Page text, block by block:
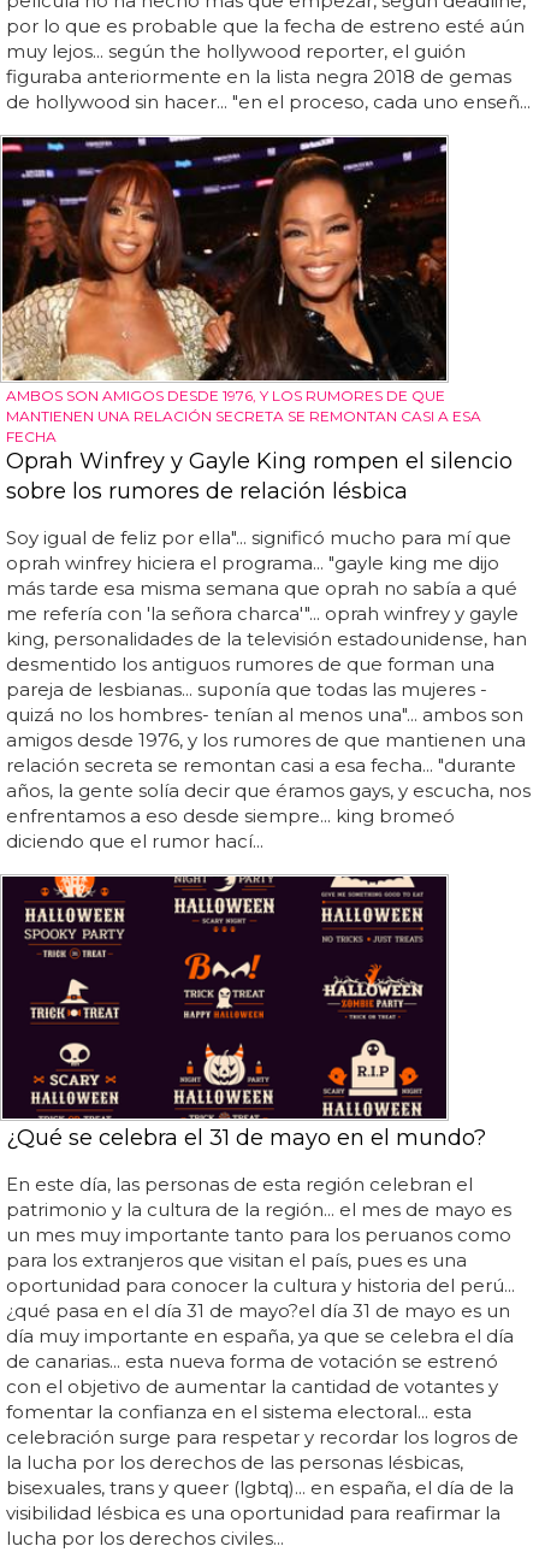
por lo que es probable que la fecha de estreno esté aún
muy lejos... según the hollywood reporter, el guión
figuraba anteriormente en la lista negra 2018 de gemas
de hollywood sin hacer... "en el proceso, cada uno enseñ...
AMBOS SON AMIGOS DESDE 1976, Y LOS RUMORES DE QUE
MANTIENEN UNA RELACIÓN SECRETA SE REMONTAN CASI A ESA
FECHA
Oprah Winfrey y Gayle King rompen el silencio
sobre los rumores de relación lésbica
Soy igual de feliz por ella"... significó mucho para mí que
oprah winfrey hiciera el programa... "gayle king me dijo
más tarde esa misma semana que oprah no sabía a qué
me refería con 'la señora charca'"... oprah winfrey y gayle
king, personalidades de la televisión estadounidense, han
desmentido los antiguos rumores de que forman una
pareja de lesbianas... suponía que todas las mujeres -
quizá no los hombres- tenían al menos una"... ambos son
amigos desde 1976, y los rumores de que mantienen una
relación secreta se remontan casi a esa fecha... "durante
años, la gente solía decir que éramos gays, y escucha, nos
enfrentamos a eso desde siempre... king bromeó
diciendo que el rumor hací...
¿Qué se celebra el 31 de mayo en el mundo?
En este día, las personas de esta región celebran el
patrimonio y la cultura de la región... el mes de mayo es
un mes muy importante tanto para los peruanos como
para los extranjeros que visitan el país, pues es una
oportunidad para conocer la cultura y historia del perú...
¿qué pasa en el día 31 de mayo?el día 31 de mayo es un
día muy importante en españa, ya que se celebra el día
de canarias... esta nueva forma de votación se estrenó
con el objetivo de aumentar la cantidad de votantes y
fomentar la confianza en el sistema electoral... esta
celebración surge para respetar y recordar los logros de
la lucha por los derechos de las personas lésbicas,
bisexuales, trans y queer (lgbtq)... en españa, el día de la
visibilidad lésbica es una oportunidad para reafirmar la
lucha por los derechos civiles...